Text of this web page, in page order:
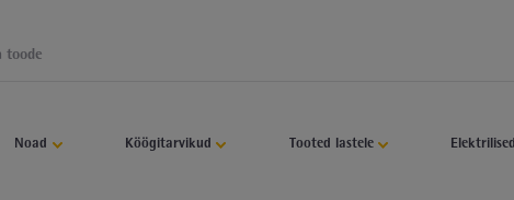
Noad Köögitarvikud Tooted lastele